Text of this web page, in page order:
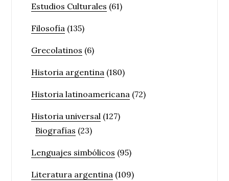
Estudios Culturales (61)
Filosofía (135)
Grecolatinos (6)
Historia argentina (180)
Historia latinoamericana (72)
Historia universal (127)
Biografías (23)
Lenguajes simbólicos (95)
Literatura argentina (109)